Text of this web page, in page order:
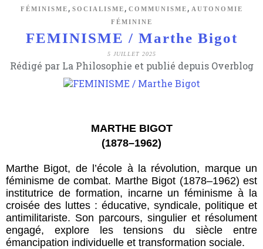
FÉMINISME , SOCIALISME , COMMUNISME , AUTONOMIE
FÉMININE
FEMINISME / Marthe Bigot
5 JUILLET 2025
Rédigé par La Philosophie et publié depuis Overblog
MARTHE BIGOT
(1878–1962)
Marthe Bigot, de l’école à la révolution, marque un
féminisme de combat. Marthe Bigot (1878–1962) est
institutrice de formation, incarne un féminisme à la
croisée des luttes : éducative, syndicale, politique et
antimilitariste. Son parcours, singulier et résolument
engagé, explore les tensions du siècle entre
émancipation individuelle et transformation sociale.